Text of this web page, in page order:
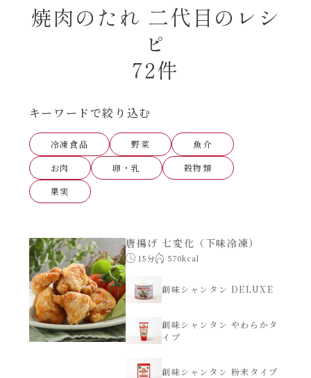
朝シャン（ごはん派）
時短（調理時間10分以下）
お弁当
おつまみ/おやつ
主菜
副菜
あえるハコネーゼ明太子
あえるハコネーゼナポリタン
あえるハコネーゼジェノベーゼ
あえるハコネーゼペペロンチーノ
あえるハコネーゼたらこクリーム
シャンタンシリーズ
シャンタン粉末
創味のつゆ
創味のつゆあまくち
焼肉のたれ 二代目のレシ
ピ
72件
キーワードで絞り込む
冷凍食品 野菜
魚介
お肉
卵・乳
穀物類
果実
唐揚げ 七変化（下味冷凍）
15分 570kcal
創味シャンタン DELUXE
創味シャンタン やわらかタ
イプ
創味シャンタン 粉末タイプ